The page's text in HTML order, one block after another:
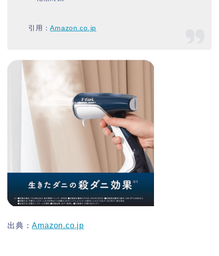
引用：Amazon.co.jp
出典：Amazon.co.jp